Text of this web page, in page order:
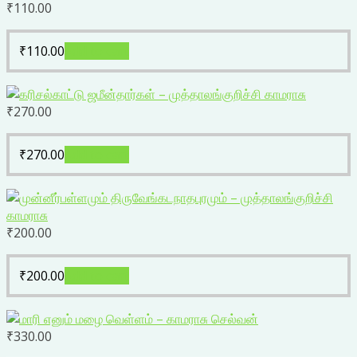
₹110.00
₹110.00
₹270.00
₹270.00
₹200.00
₹200.00
₹330.00